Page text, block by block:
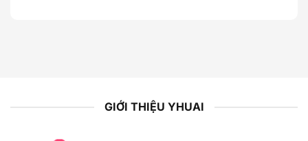
GIỚI THIỆU YHUAI